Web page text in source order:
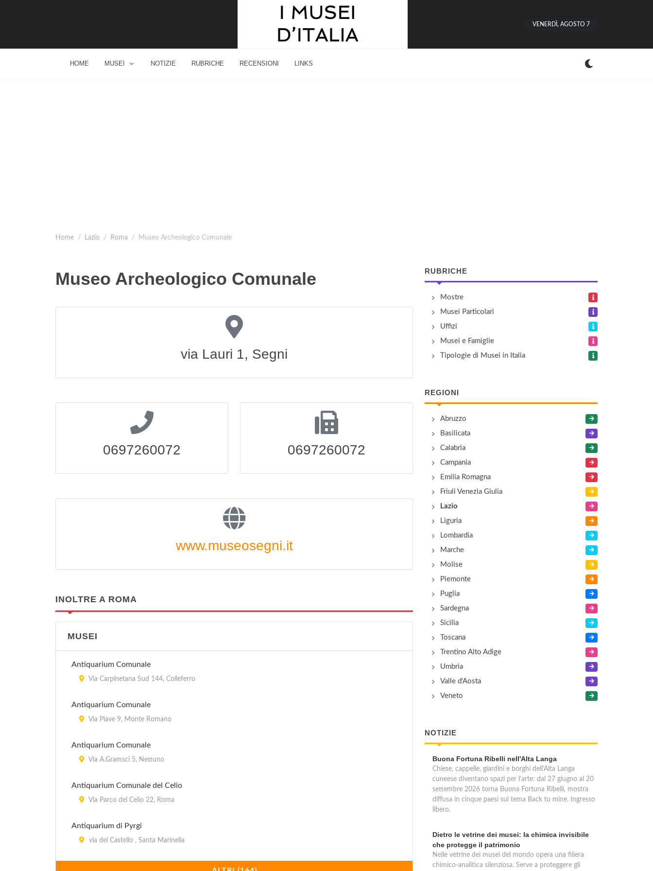
VENERDÌ, AGOSTO 7
HOME MUSEI NOTIZIE RUBRICHE RECENSIONI LINKS
Home Lazio Roma Museo Archeologico Comunale
Museo Archeologico Comunale
via Lauri 1, Segni
0697260072 0697260072
www.museosegni.it
INOLTRE A ROMA
MUSEI
Antiquarium Comunale
Via Carpinetana Sud 144, Colleferro
Antiquarium Comunale
Via Piave 9, Monte Romano
Antiquarium Comunale
Via A.Gramsci 5, Nettuno
Antiquarium Comunale del Celio
Via Parco del Celio 22, Roma
Antiquarium di Pyrgi
via del Castello , Santa Marinella
RUBRICHE
Mostre
Musei Particolari
Uffizi
Musei e Famiglie
Tipologie di Musei in Italia
REGIONI
Abruzzo
Basilicata
Calabria
Campania
Emilia Romagna
Friuli Venezia Giulia
Lazio
Liguria
Lombardia
Marche
Molise
Piemonte
Puglia
Sardegna
Sicilia
Toscana
Trentino Alto Adige
Umbria
Valle d'Aosta
Veneto
NOTIZIE
Buona Fortuna Ribelli nell'Alta Langa
Chiese, cappelle, giardini e borghi dell'Alta Langa
cuneese diventano spazi per l'arte: dal 27 giugno al 20
settembre 2026 torna Buona Fortuna Ribelli, mostra
diffusa in cinque paesi sul tema Back to mine. Ingresso
libero.
Dietro le vetrine dei musei: la chimica invisibile
che protegge il patrimonio
Nelle vetrine dei musei del mondo opera una filiera
chimico-analitica silenziosa. Serve a proteggere gli